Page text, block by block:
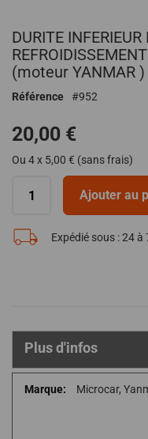
au
début
de
la
Galerie
DURITE
(moteur YANMAR )
Référence 952
20,00 €
Ou 4 x 5,00 € (sans frais)
Ajouter au
Expédié sous :24 à
Plus d'infos
Plus
Microcar,